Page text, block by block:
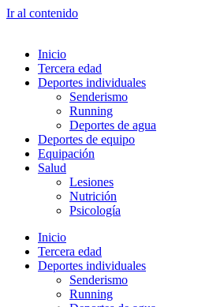
Ir al contenido
Inicio
Tercera edad
Deportes individuales
Senderismo
Running
Deportes de agua
Deportes de equipo
Equipación
Salud
Lesiones
Nutrición
Psicología
Inicio
Tercera edad
Deportes individuales
Senderismo
Running